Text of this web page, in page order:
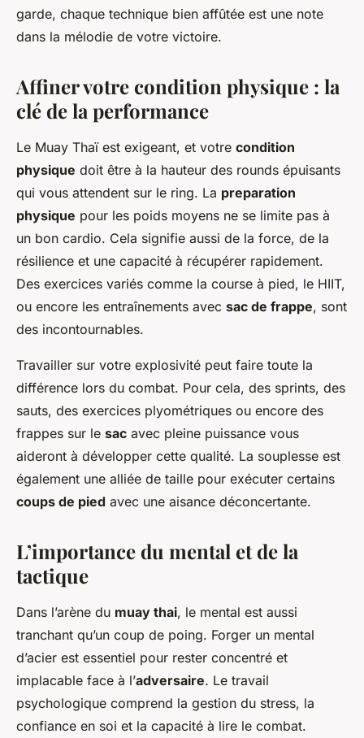
garde, chaque technique bien affûtée est une note
dans la mélodie de votre victoire.
Affiner votre condition physique : la
clé de la performance
Le Muay Thaï est exigeant, et votre condition
physique doit être à la hauteur des rounds épuisants
qui vous attendent sur le ring. La preparation
physique pour les poids moyens ne se limite pas à
un bon cardio. Cela signifie aussi de la force, de la
résilience et une capacité à récupérer rapidement.
Des exercices variés comme la course à pied, le HIIT,
ou encore les entraînements avec sac de frappe, sont
des incontournables.
Travailler sur votre explosivité peut faire toute la
différence lors du combat. Pour cela, des sprints, des
sauts, des exercices plyométriques ou encore des
frappes sur le sac avec pleine puissance vous
aideront à développer cette qualité. La souplesse est
également une alliée de taille pour exécuter certains
coups de pied avec une aisance déconcertante.
L’importance du mental et de la
tactique
Dans l’arène du muay thai, le mental est aussi
tranchant qu’un coup de poing. Forger un mental
d’acier est essentiel pour rester concentré et
implacable face à l’adversaire. Le travail
psychologique comprend la gestion du stress, la
confiance en soi et la capacité à lire le combat.